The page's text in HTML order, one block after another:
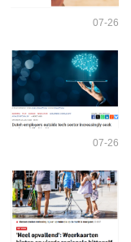
07-26
07-26